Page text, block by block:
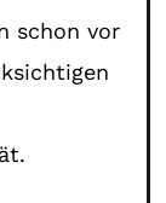
schon vor